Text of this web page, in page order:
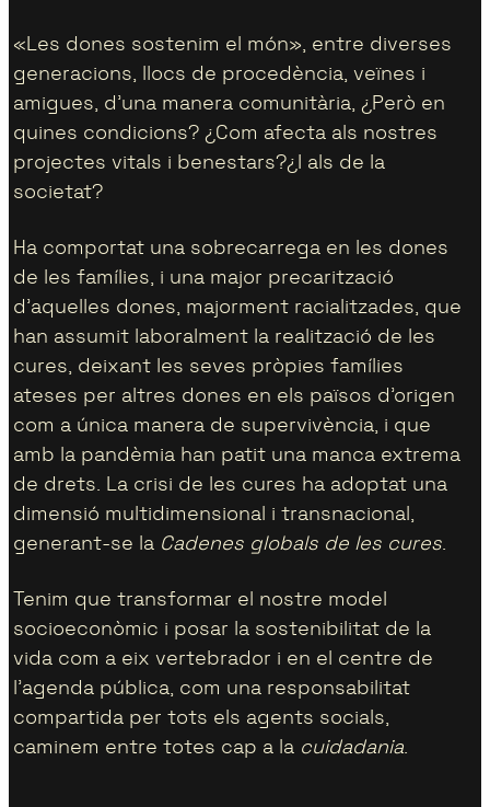
«Les dones sostenim el món», entre diverses
generacions, llocs de procedència, veïnes i
amigues, d’una manera comunitària, ¿Però en
quines condicions? ¿Com afecta als nostres
projectes vitals i benestars?¿I als de la
societat?
Ha comportat una sobrecarrega en les dones
de les famílies, i una major precarització
d’aquelles dones, majorment racialitzades, que
han assumit laboralment la realització de les
cures, deixant les seves pròpies famílies
ateses per altres dones en els països d’origen
com a única manera de supervivència, i que
amb la pandèmia han patit una manca extrema
de drets. La crisi de les cures ha adoptat una
dimensió multidimensional i transnacional,
generant-se la Cadenes globals de les cures.
Tenim que transformar el nostre model
socioeconòmic i posar la sostenibilitat de la
vida com a eix vertebrador i en el centre de
l’agenda pública, com una responsabilitat
compartida per tots els agents socials,
caminem entre totes cap a la cuidadania.